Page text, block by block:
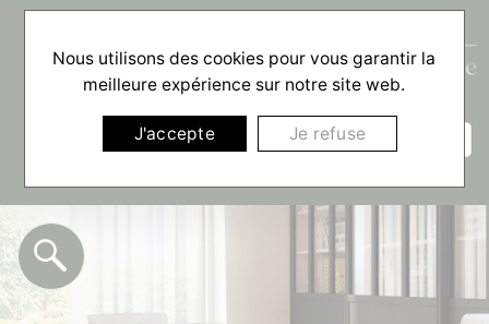
☰
Nous utilisons des cookies pour vous garantir la
meilleure expérience sur notre site web.
J'accepte Je refuse